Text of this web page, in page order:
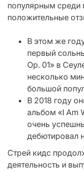
популярным среди
положительные
В этом же
первый
Op. 01» в
несколько
большой
В 2018 году
альбом «I Am
очень
дебютировал
Стрей кидс
деятельность и